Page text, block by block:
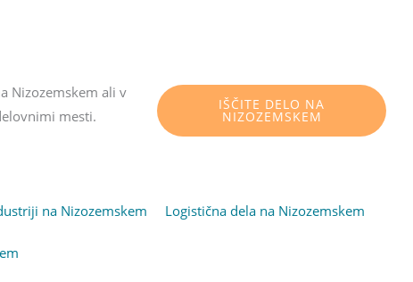
Nizozemskem ali v
mesti.
IŠČITE DELO NA
NIZOZEMSKEM
na Nizozemskem (opens in new tab)
Logistična dela na Nizozemskem